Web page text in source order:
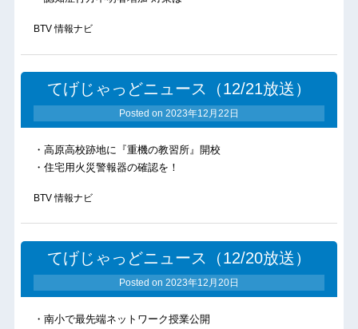
BTV 情報ナビ
てげじゃっどニュース（12/21放送）
Posted on 2023年12月22日
・高原高校跡地に『重機の教習所』開校
・住宅用火災警報器の確認を！
BTV 情報ナビ
てげじゃっどニュース（12/20放送）
Posted on 2023年12月20日
・南小で最先端ネットワーク授業公開